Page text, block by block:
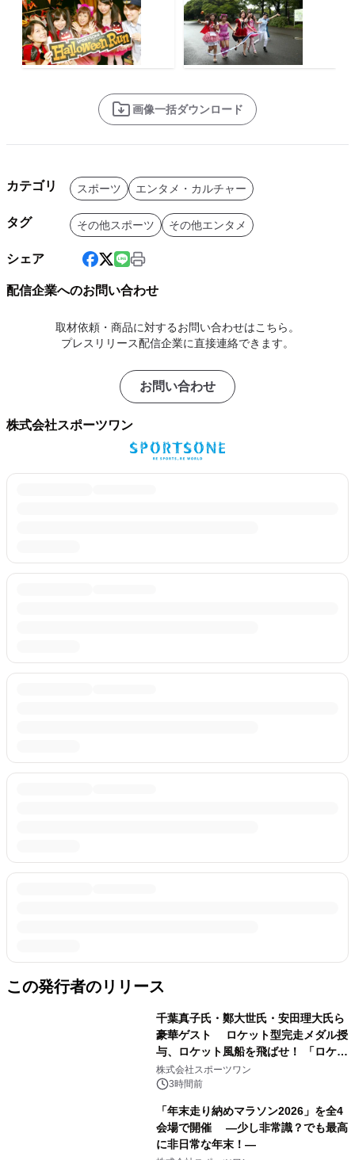
画像一括ダウンロード
カテゴリ スポーツ エンタメ・カルチャー
タグ その他スポーツ その他エンタメ
シェア
配信企業へのお問い合わせ
取材依頼・商品に対するお問い合わせはこちら。
プレスリリース配信企業に直接連絡できます。
お問い合わせ
株式会社スポーツワン
この発行者のリリース
千葉真子氏・鄭大世氏・安田理大氏ら
豪華ゲスト ロケット型完走メダル授
与、ロケット風船を飛ばせ！ 「ロケッ
トマラソン2026」開催
株式会社スポーツワン
3時間前
「年末走り納めマラソン2026」を全4
会場で開催 ―少し非常識？でも最高
に非日常な年末！―